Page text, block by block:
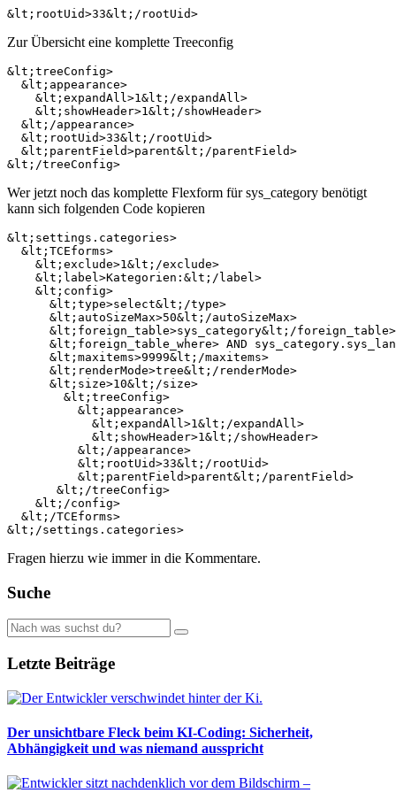
Zur Übersicht eine komplette Treeconfig
&lt;treeConfig>
  &lt;appearance>
    &lt;expandAll>1&lt;/expandAll>
    &lt;showHeader>1&lt;/showHeader>
  &lt;/appearance>
  &lt;rootUid>33&lt;/rootUid>
  &lt;parentField>parent&lt;/parentField>
Wer jetzt noch das komplette Flexform für sys_category benötigt
kann sich folgenden Code kopieren
&lt;settings.categories>
  &lt;TCEforms>
    &lt;exclude>1&lt;/exclude>
    &lt;label>Kategorien:&lt;/label>
    &lt;config>
      &lt;type>select&lt;/type>
      &lt;autoSizeMax>50&lt;/autoSizeMax>
      &lt;foreign_table>sys_category&lt;/foreign_table>
&lt;foreign_table_where> AND
      &lt;maxitems>9999&lt;/maxitems>
      &lt;renderMode>tree&lt;/renderMode>
      &lt;size>10&lt;/size>
        &lt;treeConfig>
          &lt;appearance>
            &lt;expandAll>1&lt;/expandAll>
            &lt;showHeader>1&lt;/showHeader>
          &lt;/appearance>
          &lt;rootUid>33&lt;/rootUid>
          &lt;parentField>parent&lt;/parentField>
       &lt;/treeConfig>
    &lt;/config>
  &lt;/TCEforms>
Fragen hierzu wie immer in die Kommentare.
Suche
Letzte Beiträge
Der unsichtbare Fleck beim KI-Coding: Sicherheit,
Abhängigkeit und was niemand ausspricht